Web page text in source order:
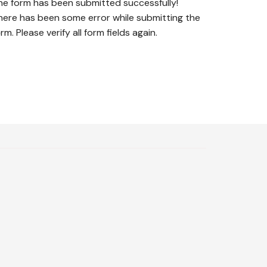
form has been submitted successfully!
has been some error while submitting the
Please verify all form fields again.